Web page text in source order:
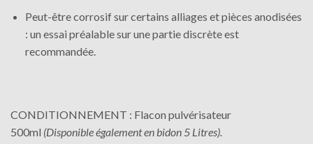
Peut-être corrosif sur certains alliages et pièces anodisées
: un essai préalable sur une partie discrète est
recommandée.
CONDITIONNEMENT : Flacon pulvérisateur
500ml (Disponible également en bidon 5 Litres).